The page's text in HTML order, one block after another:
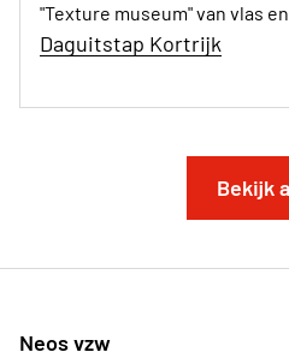
"Texture museum" van vlas
Daguitstap Kortrijk
Bekijk
Neos vzw